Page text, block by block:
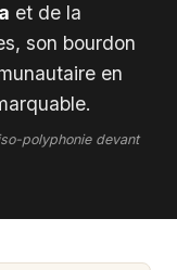
et de la
son bourdon
en
polyphonie devant